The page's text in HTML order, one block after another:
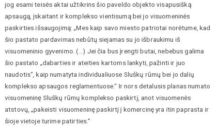
jog esami teisės aktai užtikrins šio paveldo objekto visapusišką
apsaugą, įskaitant ir komplekso vientisumą bei jo visuomeninės
paskirties išsaugojimą: „Mes kaip savo miesto patriotai norėtume, kad
šio pastato pardavimas nebūtų siejamas su jo išbraukimu iš
visuomeninio gyvenimo. (…) Jei čia bus įrengti butai, nebebus galima
šio pastato „dabarties ir ateities kartoms lankyti, pažinti ir juo
naudotis“, kaip numatyta individualiuose Sluškų rūmų bei jo dalių
komplekso apsaugos reglamentuose.“ Ir nors detalusis planas numato
visuomeninę Sluškų rūmų komplekso paskirtį, anot visuomenės
atstovų, „pakeisti visuomeninę paskirtį į komercinę yra itin paprasta ir
šioje vietoje turime patirties.“